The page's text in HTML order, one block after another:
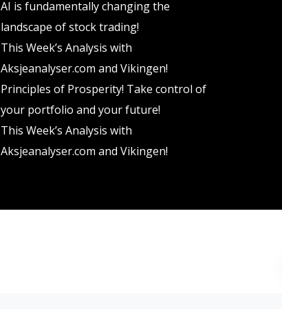
AI is fundamentally changing the
landscape of stock trading!
This Week’s Analysis with
Aksjeanalyser.com and Vikingen!
Principles of Prosperity! Take control of
your portfolio and your future!
This Week’s Analysis with
Aksjeanalyser.com and Vikingen!